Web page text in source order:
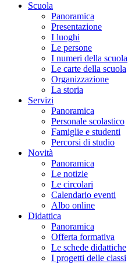
Scuola
Panoramica
Presentazione
I luoghi
Le persone
I numeri della scuola
Le carte della scuola
Organizzazione
La storia
Servizi
Panoramica
Personale scolastico
Famiglie e studenti
Percorsi di studio
Novità
Panoramica
Le notizie
Le circolari
Calendario eventi
Albo online
Didattica
Panoramica
Offerta formativa
Le schede didattiche
I progetti delle classi